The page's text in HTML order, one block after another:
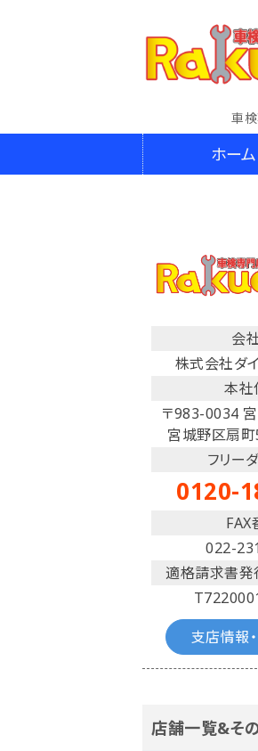
車
ホーム
会
株式会社ダ
本社
〒983-0034
宮城野区扇
フリー
0120-
FAX
022-
適格請求書
支店情報
店舗一覧&そ